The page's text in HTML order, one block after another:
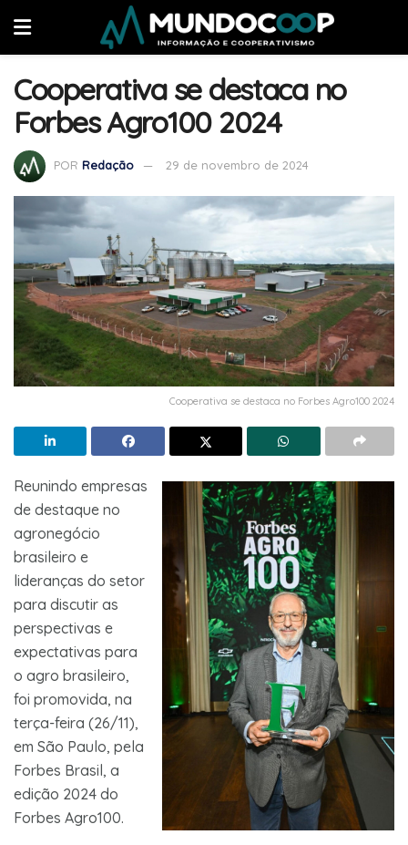
Cooperativa se destaca no
Forbes Agro100 2024
POR Redação 29 de novembro de 2024
Cooperativa se destaca no Forbes Agro100 2024
Reunindo empresas
de destaque no
agronegócio
brasileiro e
lideranças do setor
para discutir as
perspectivas e
expectativas para
o agro brasileiro,
foi promovida, na
terça-feira (26/11),
em São Paulo, pela
Forbes Brasil, a
edição 2024 do
Forbes Agro100.